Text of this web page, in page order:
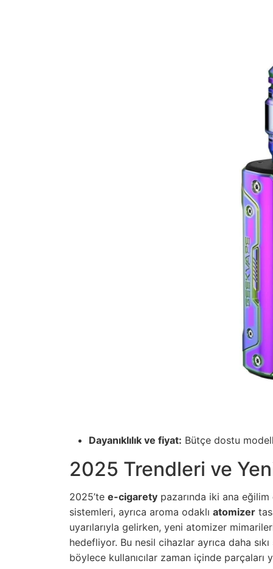
Dayanıklılık ve fiyat: Bütçe dostu
2025 Trendleri ve
2025’te e-cigarety pazarında iki ana eğilim
sistemleri, ayrıca aroma odaklı atomizer
uyarılarıyla gelirken, yeni atomizer
hedefliyor. Bu nesil cihazlar ayrıca daha
böylece kullanıcılar zaman içinde parçaları